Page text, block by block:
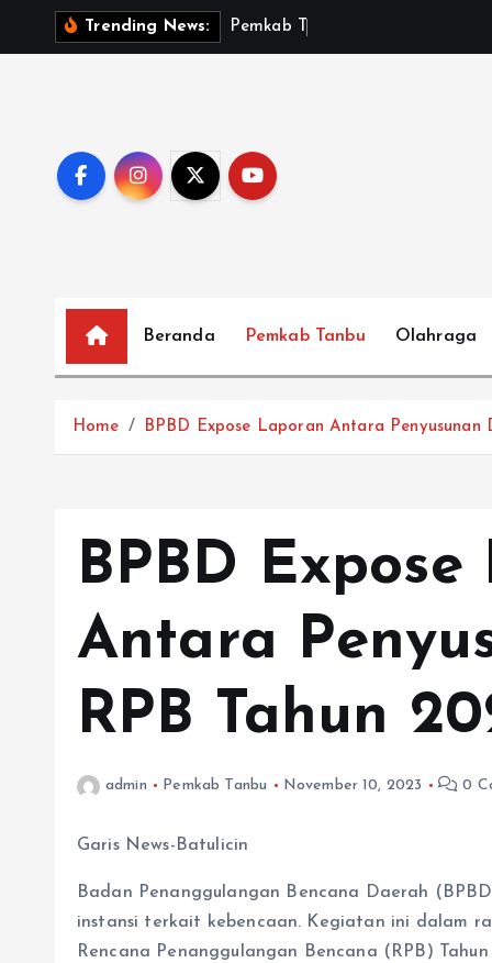
Trending News: Pem ka b
Beranda Pemkab Tanbu Olahraga
Home BPBD Expose Laporan Antara Penyusunan
BPBD
Antara
RPB Tahun
admin Pemkab Tanbu November 10, 2023 0
Garis News-Batulicin
Badan Penanggulangan Bencana Daerah
instansi terkait kebencaan. Kegiatan ini dalam
Rencana Penanggulangan Bencana (RPB) Tahun